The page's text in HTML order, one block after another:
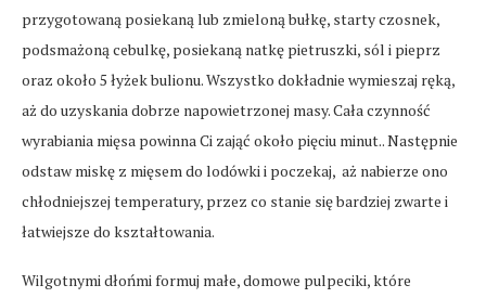
przygotowaną posiekaną lub zmieloną bułkę, starty czosnek,
podsmażoną cebulkę, posiekaną natkę pietruszki, sól i pieprz
oraz około 5 łyżek bulionu. Wszystko dokładnie wymieszaj ręką,
aż do uzyskania dobrze napowietrzonej masy. Cała czynność
wyrabiania mięsa powinna Ci zająć około pięciu minut.. Następnie
odstaw miskę z mięsem do lodówki i poczekaj, aż nabierze ono
chłodniejszej temperatury, przez co stanie się bardziej zwarte i
łatwiejsze do kształtowania.
Wilgotnymi dłońmi formuj małe, domowe pulpeciki, które